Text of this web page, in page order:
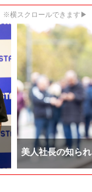
※横スクロールできます▶
美人社長の知ら